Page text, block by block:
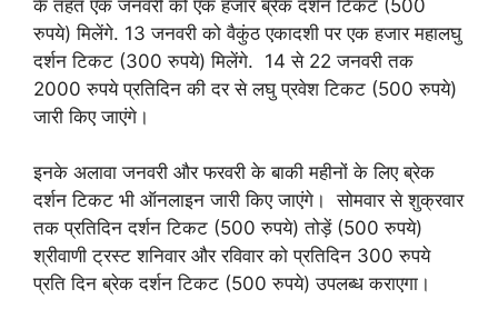
के तहत एक जनवरी को एक हजार ब्रेक दर्शन टिकट (500
रुपये) मिलेंगे. 13 जनवरी को वैकुंठ एकादशी पर एक हजार महालघु
दर्शन टिकट (300 रुपये) मिलेंगे. 14 से 22 जनवरी तक
2000 रुपये प्रतिदिन की दर से लघु प्रवेश टिकट (500 रुपये)
जारी किए जाएंगे।
इनके अलावा जनवरी और फरवरी के बाकी महीनों के लिए ब्रेक
दर्शन टिकट भी ऑनलाइन जारी किए जाएंगे। सोमवार से शुक्रवार
तक प्रतिदिन दर्शन टिकट (500 रुपये) तोड़ें (500 रुपये)
श्रीवाणी ट्रस्ट शनिवार और रविवार को प्रतिदिन 300 रुपये
प्रति दिन ब्रेक दर्शन टिकट (500 रुपये) उपलब्ध कराएगा।